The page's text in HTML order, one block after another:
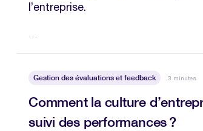
l’entreprise.
…
Gestion des évaluations et feedback 3 minutes
Comment la culture
suivi des performances ?